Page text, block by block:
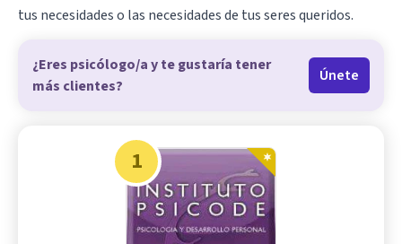
tus necesidades o las necesidades de tus seres queridos.
¿Eres psicólogo/a y te gustaría tener
más clientes?
Únete
1